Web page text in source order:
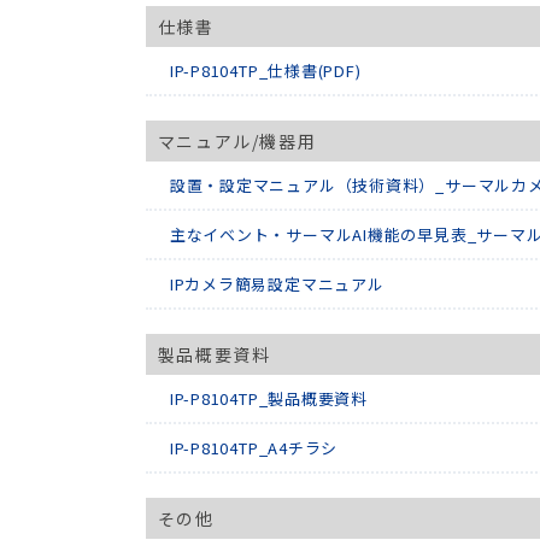
仕様書
IP-P8104TP_仕様書(PDF)
マニュアル/機器用
設置・設定マニュアル（技術資料）_サーマルカ
主なイベント・サーマルAI機能の早見表_サーマ
IPカメラ簡易設定マニュアル
製品概要資料
IP-P8104TP_製品概要資料
IP-P8104TP_A4チラシ
その他